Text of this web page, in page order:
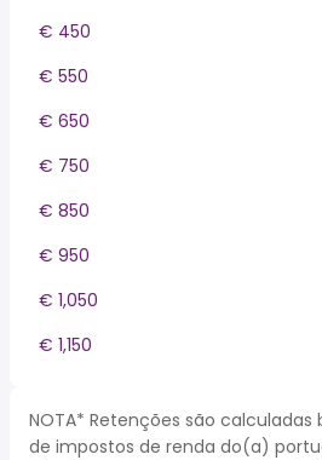
€ 450
€ 550
€ 650
€ 750
€ 850
€ 950
€ 1,050
€ 1,150
NOTA* Retenções são
de impostos de renda do(a)